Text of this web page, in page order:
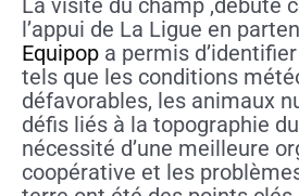
La visite du champ ,débuté
l’appui de La Ligue en
Equipop a permis
tels que les conditions
défavorables, les animaux
défis liés à la topographie
nécessité d’une meilleure
coopérative et les